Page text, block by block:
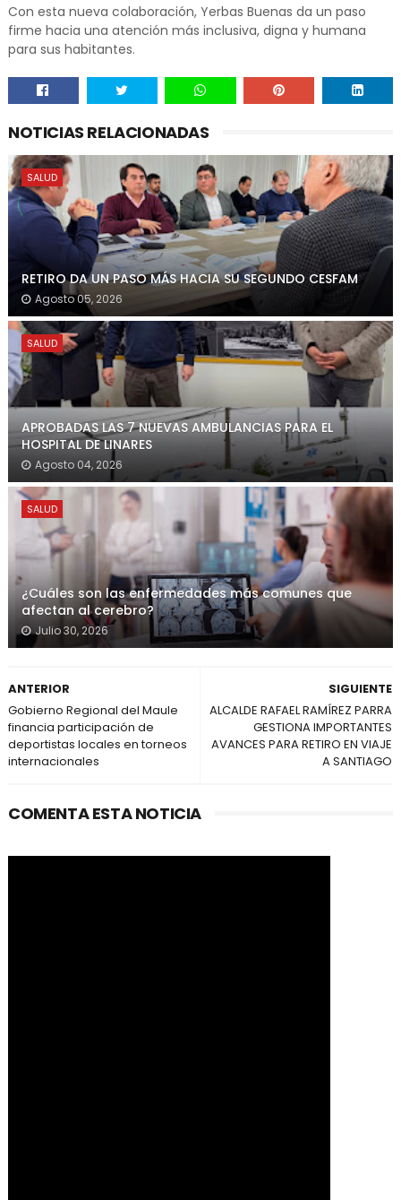
Con esta nueva colaboración, Yerbas Buenas da un paso
firme hacia una atención más inclusiva, digna y humana
para sus habitantes.
NOTICIAS RELACIONADAS
SALUD
RETIRO DA UN PASO MÁS HACIA SU SEGUNDO CESFAM
Agosto 05, 2026
SALUD
APROBADAS LAS 7 NUEVAS AMBULANCIAS PARA EL
HOSPITAL DE LINARES
Agosto 04, 2026
SALUD
¿Cuáles son las enfermedades más comunes que
afectan al cerebro?
Julio 30, 2026
SIGUIENTE
ALCALDE RAFAEL RAMÍREZ PARRA
GESTIONA IMPORTANTES
AVANCES PARA RETIRO EN VIAJE
A SANTIAGO
ANTERIOR
Gobierno Regional del Maule
financia participación de
deportistas locales en torneos
internacionales
COMENTA ESTA NOTICIA